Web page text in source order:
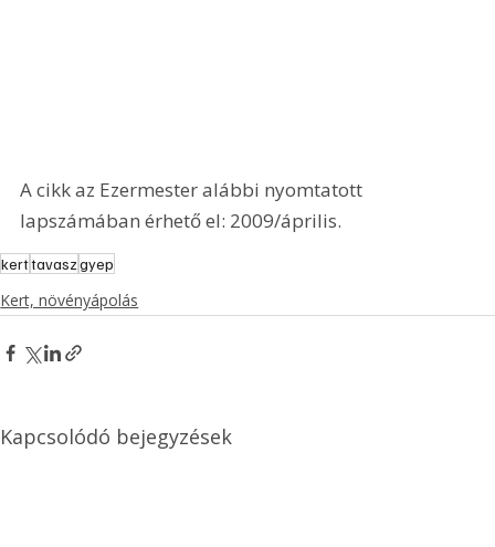
A cikk az Ezermester alábbi nyomtatott
lapszámában érhető el: 2009/április.
kerttavaszgyep
Kert, növényápolás
Kapcsolódó bejegyzések